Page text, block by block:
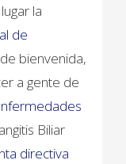
la
de
bienvenida,
a gente de
Biliar
directiva